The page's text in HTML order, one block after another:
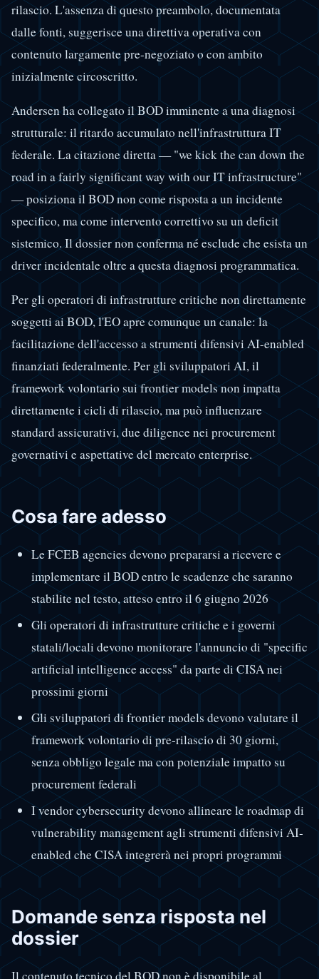
rilascio. L'assenza di questo preambolo, documentata
dalle fonti, suggerisce una direttiva operativa con
contenuto largamente pre-negoziato o con ambito
inizialmente circoscritto.
Andersen ha collegato il BOD imminente a una diagnosi
strutturale: il ritardo accumulato nell'infrastruttura IT
federale. La citazione diretta — "we kick the can down the
road in a fairly significant way with our IT infrastructure"
— posiziona il BOD non come risposta a un incidente
specifico, ma come intervento correttivo su un deficit
sistemico. Il dossier non conferma né esclude che esista un
driver incidentale oltre a questa diagnosi programmatica.
Per gli operatori di infrastrutture critiche non direttamente
soggetti ai BOD, l'EO apre comunque un canale: la
facilitazione dell'accesso a strumenti difensivi AI-enabled
finanziati federalmente. Per gli sviluppatori AI, il
framework volontario sui frontier models non impatta
direttamente i cicli di rilascio, ma può influenzare
standard assicurativi, due diligence nei procurement
governativi e aspettative del mercato enterprise.
Cosa fare adesso
Le FCEB agencies devono prepararsi a ricevere e
implementare il BOD entro le scadenze che saranno
stabilite nel testo, atteso entro il 6 giugno 2026
Gli operatori di infrastrutture critiche e i governi
statali/locali devono monitorare l'annuncio di "specific
artificial intelligence access" da parte di CISA nei
prossimi giorni
Gli sviluppatori di frontier models devono valutare il
framework volontario di pre-rilascio di 30 giorni,
senza obbligo legale ma con potenziale impatto su
procurement federali
I vendor cybersecurity devono allineare le roadmap di
vulnerability management agli strumenti difensivi AI-
enabled che CISA integrerà nei propri programmi
Domande senza risposta nel
dossier
Il contenuto tecnico del BOD non è disponibile al